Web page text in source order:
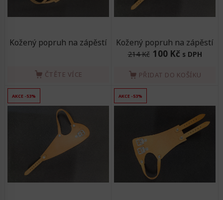
Kožený popruh na zápěstí
ČTĚTE VÍCE
Kožený popruh na zápěstí
214 Kč 100 Kč s DPH
PŘIDAT DO KOŠÍKU
AKCE -53% AKCE -53%